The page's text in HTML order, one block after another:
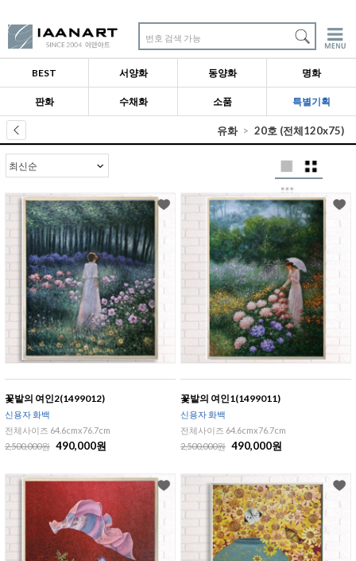
번호 검색 가능
BEST 서양화 동양화 명화
판화 수채화 소품 특별기획
유화 20호 (전체120x75)
꽃밭의 여인2(1499012)
신용자 화백
전체사이즈 64.6cmx76.7cm
2,500,000원 490,000원
꽃밭의 여인1(1499011)
신용자 화백
전체사이즈 64.6cmx76.7cm
2,500,000원 490,000원